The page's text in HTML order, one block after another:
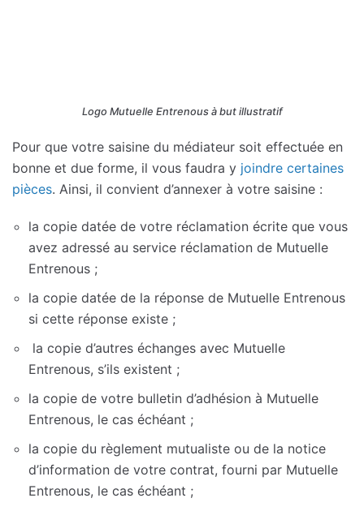
Logo Mutuelle Entrenous à but illustratif
Pour que votre saisine du médiateur soit effectuée en
bonne et due forme, il vous faudra y joindre certaines
pièces. Ainsi, il convient d’annexer à votre saisine :
la copie datée de votre réclamation écrite que vous
avez adressé au service réclamation de Mutuelle
Entrenous ;
la copie datée de la réponse de Mutuelle Entrenous
si cette réponse existe ;
la copie d’autres échanges avec Mutuelle
Entrenous, s’ils existent ;
la copie de votre bulletin d’adhésion à Mutuelle
Entrenous, le cas échéant ;
la copie du règlement mutualiste ou de la notice
d’information de votre contrat, fourni par Mutuelle
Entrenous, le cas échéant ;